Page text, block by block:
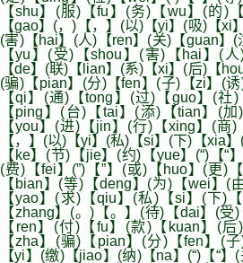
【shu】(服)【fu】(务)【wu】(的)
【gao】(，)【，】(以)【yi】(吸)【xi
(害)【hai】(人)【ren】(关)【guan】
【yu】(受)【shou】(害)【hai】(
【de】(联)【lian】(系)【xi】(后)【
(骗)【pian】(分)【fen】(子)【zi】(
【qi】(通)【tong】(过)【guo】(
【ping】(台)【tai】(添)【tian】(
【you】(进)【jin】(行)【xing】(商
【，】(以)【yi】(私)【si】(下)【xia
【ke】(节)【jie】(约)【yue】(“)【“
(费)【fei】(”)【”】(或)【huo】(更)
【bian】(等)【deng】(为)【wei】(
【yao】(求)【qiu】(私)【si】(下)
【zhang】(。)【。】(待)【dai】(
【ren】(付)【fu】(款)【kuan】(
【zha】(骗)【pian】(分)【fen】(
【yi】(缴)【jiao】(纳)【na】(“)【“】